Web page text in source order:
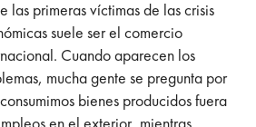
las primeras víctimas de las crisis
suele ser el comercio
Cuando aparecen los
mucha gente se pregunta por
bienes producidos fuera
en el exterior, mientras